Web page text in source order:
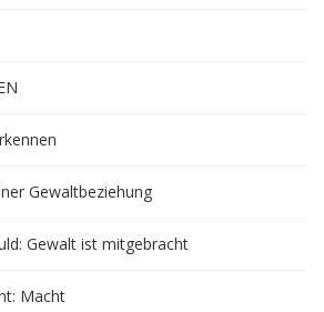
Gewaltbeziehung
Gewalt ist mitgebracht
Macht